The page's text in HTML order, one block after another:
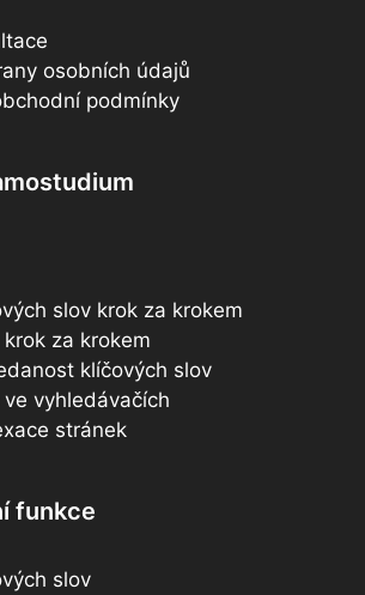
osobních údajů
podmínky
slov krok za krokem
za krokem
klíčových slov
vyhledávačích
stránek
funkce
slov